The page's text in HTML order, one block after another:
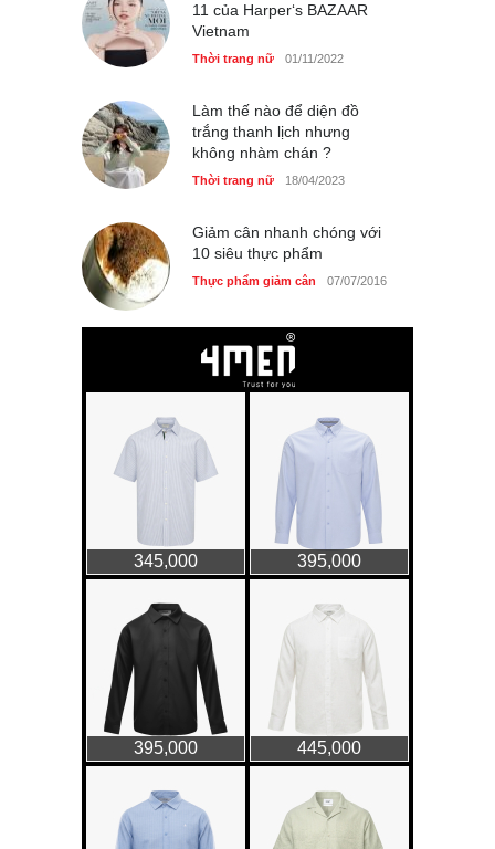
11 của Harper‘s BAZAAR
Vietnam
Thời trang nữ 01/11/2022
Làm thế nào để diện đồ
trắng thanh lịch nhưng
không nhàm chán ?
Thời trang nữ 18/04/2023
Giảm cân nhanh chóng với
10 siêu thực phẩm
Thực phẩm giảm cân 07/07/2016